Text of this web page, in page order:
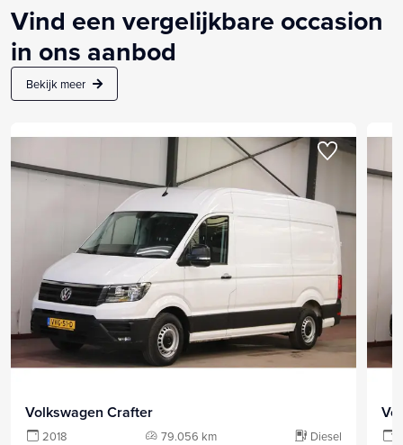
Vind een vergelijkbare occasion
in ons aanbod
Bekijk meer
Volkswagen Crafter
2018 79.056 km Diesel